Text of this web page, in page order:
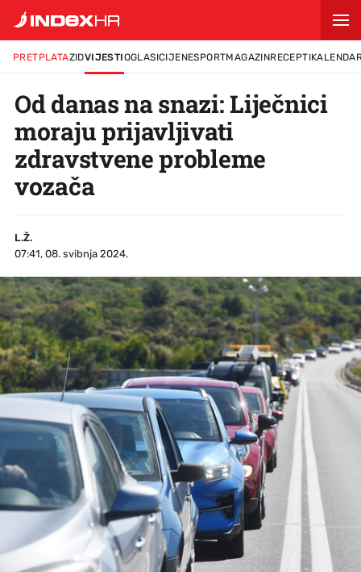
PRETPLATAZIDVIJESTIOGLASICIJENESPORTMAGAZINRECEPTI
Od danas na snazi: Liječnici
moraju prijavljivati
zdravstvene probleme
vozača
L.Ž.
07:41, 08. svibnja 2024.